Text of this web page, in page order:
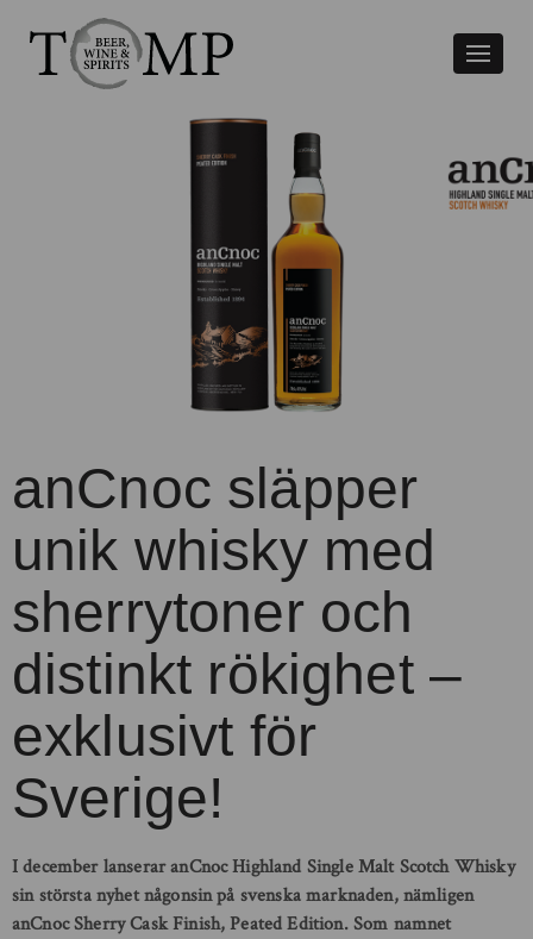
Växla
anCnoc släpper
unik whisky med
sherrytoner och
distinkt rökighet –
exklusivt för
Sverige!
I december lanserar anCnoc Highland Single Malt Scotch Whisky
sin största nyhet någonsin på svenska marknaden, nämligen
anCnoc Sherry Cask Finish, Peated Edition. Som namnet